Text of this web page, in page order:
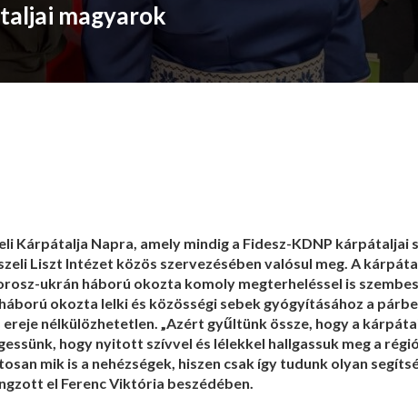
magyarok
Kárpátalja Napra, amely mindig a Fidesz-KDNP kárpátaljai
Liszt Intézet közös szervezésében valósul meg. A
ukrán háború okozta komoly megterheléssel is
okozta lelki és közösségi sebek gyógyításához a
nélkülözhetetlen. „Azért gyűltünk össze, hogy a
hogy nyitott szívvel és lélekkel hallgassuk meg a
mik is a nehézségek, hiszen csak így tudunk olyan
el Ferenc Viktória beszédében.